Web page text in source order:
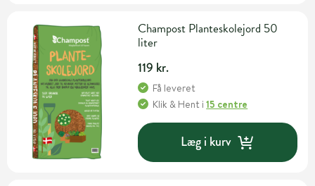
Champost Planteskolejord 50
liter
119 kr.
Få leveret
Klik & Hent i15 centre
Læg i kurv